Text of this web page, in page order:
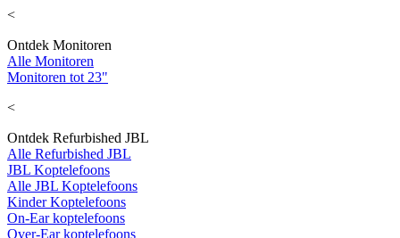
<
Ontdek Monitoren
Alle Monitoren
Monitoren tot 23"
<
Ontdek Refurbished JBL
Alle Refurbished JBL
JBL Koptelefoons
Alle JBL Koptelefoons
Kinder Koptelefoons
On-Ear koptelefoons
Over-Ear koptelefoons